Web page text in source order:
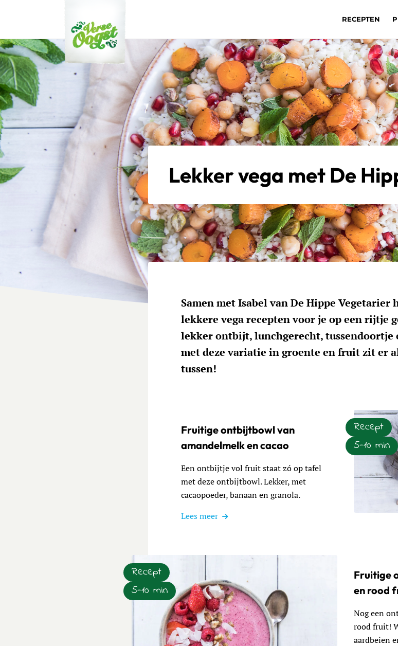
Verse Oogst
RECEPTEN
Lekker vega met De
Samen met Isabel van De Hippe Vegetarier
lekkere vega recepten voor je op een rijtje
lekker ontbijt, lunchgerecht, tussendoortje
met deze variatie in groente en fruit zit er
tussen!
Recept
5-10 min
Fruitige ontbijtbowl van
amandelmelk en cacao
Een ontbijtje vol fruit staat zó op tafel
met deze ontbijtbowl. Lekker, met
cacaopoeder, banaan en granola.
Lees meer
Recept
5-10 min
Fruitige
en rood
Nog een
rood fruit!
aardbeien